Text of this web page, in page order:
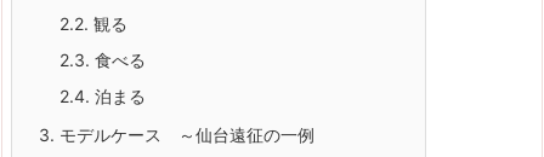
2.2. 観る
2.3. 食べる
2.4. 泊まる
3. モデルケース ～仙台遠征の一例